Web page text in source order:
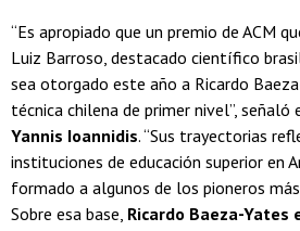
“Es apropiado que un premio de ACM
Luiz Barroso, destacado científico
sea otorgado este año a Ricardo
técnica chilena de primer nivel”, señaló
Yannis Ioannidis. “Sus trayectorias
instituciones de educación superior en
formado a algunos de los pioneros
Sobre esa base, Ricardo Baeza-Yates